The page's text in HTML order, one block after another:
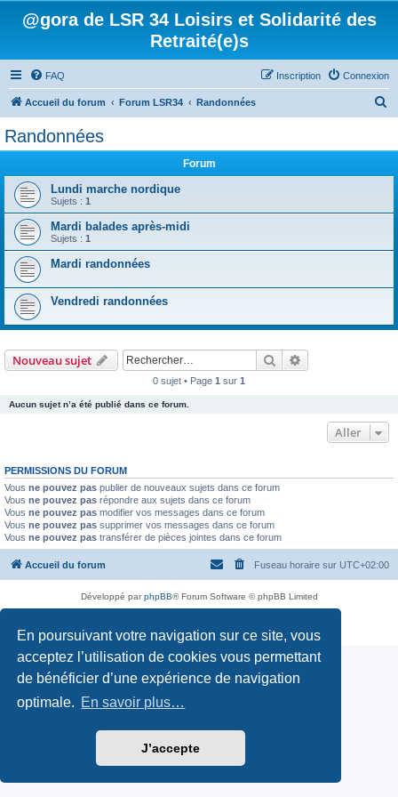
En poursuivant votre navigation sur ce site, vous
acceptez l’utilisation de cookies vous permettant
de bénéficier d’une expérience de navigation
optimale. En savoir plus…
J’accepte
@gora de LSR 34 Loisirs et Solidarité des
Retraité(e)s
FAQ Connexion
Inscription
Accueil du forum Forum LSR34 Randonnées
h
Randonnées
Forum
Lundi marche nordique
Sujets : 1
Mardi balades après-midi
Sujets : 1
Mardi randonnées
Vendredi randonnées
Nouveau sujet Rechercher
0 sujet • Page 1 sur 1
Aucun sujet n’a été publié dans ce forum.
Aller
PERMISSIONS DU FORUM
Vous ne pouvez pas publier de nouveaux sujets dans ce forum
Vous ne pouvez pas répondre aux sujets dans ce forum
Vous ne pouvez pas modifier vos messages dans ce forum
Vous ne pouvez pas supprimer vos messages dans ce forum
Vous ne pouvez pas transférer de pièces jointes dans ce forum
Accueil du forum Fuseau horaire sur UTC+02:00
Développé parphpBB® Forum Software © phpBB Limited
Confidentialité